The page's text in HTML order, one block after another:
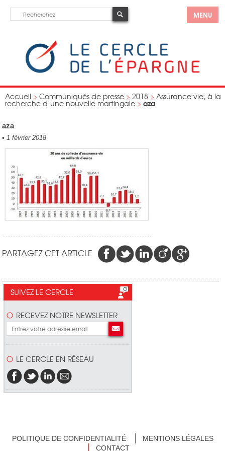
MENU
Accueil > Communiqués de presse > 2018 > Assurance vie, à la
recherche d’une nouvelle martingale > aza
aza
• 1 février 2018
PARTAGEZ CET ARTICLE
SUIVEZ LE CERCLE
RECEVEZ NOTRE NEWSLETTER
LE CERCLE EN RÉSEAU
POLITIQUE DE CONFIDENTIALITÉ
MENTIONS LÉGALES
CONTACT